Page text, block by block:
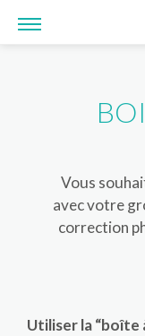
Vous
avec votre
correction
Utiliser la “boîte